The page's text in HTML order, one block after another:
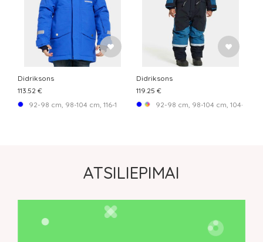
Didriksons
113.52 €
92-98 cm, 98-104 cm, 116-122 cm, 122-128 cm, 128-134 cm, 134-140 cm,
Didriksons
119.25 €
92-98 cm, 98-104 cm, 104-110
ATSILIEPIMAI